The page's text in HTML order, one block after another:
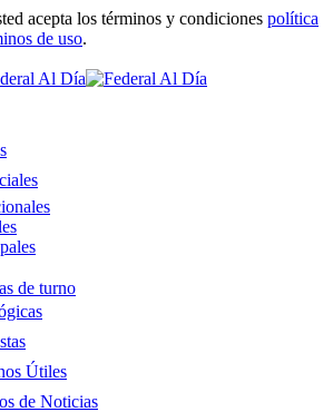
acepta los términos y condiciones política
de uso.
de turno
Útiles
de Noticias